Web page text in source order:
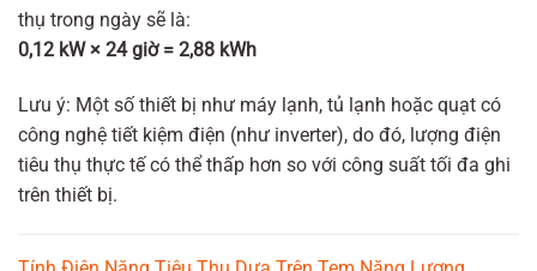
thụ trong ngày sẽ là:
0,12 kW × 24 giờ = 2,88 kWh
Lưu ý: Một số thiết bị như máy lạnh, tủ lạnh hoặc quạt có
công nghệ tiết kiệm điện (như inverter), do đó, lượng điện
tiêu thụ thực tế có thể thấp hơn so với công suất tối đa ghi
trên thiết bị.